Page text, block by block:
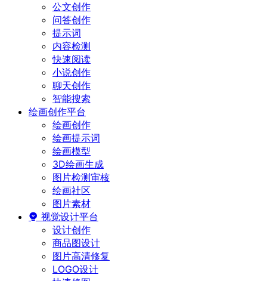
公文创作
问答创作
提示词
内容检测
快速阅读
小说创作
聊天创作
智能搜索
绘画创作平台
绘画创作
绘画提示词
绘画模型
3D绘画生成
图片检测审核
绘画社区
图片素材
视觉设计平台
设计创作
商品图设计
图片高清修复
LOGO设计